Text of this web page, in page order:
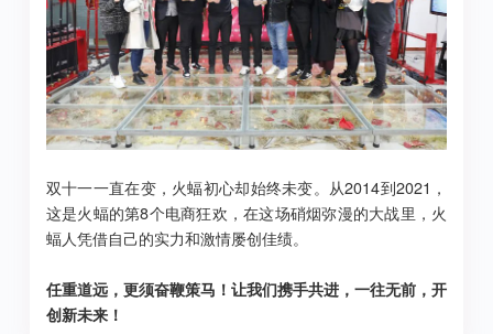
双十一一直在变，火蝠初心却始终未变。从2014到2021，
这是火蝠的第8个电商狂欢，在这场硝烟弥漫的大战里，火
蝠人凭借自己的实力和激情屡创佳绩。
任重道远，更须奋鞭策马！让我们携手共进，一往无前，开
创新未来！